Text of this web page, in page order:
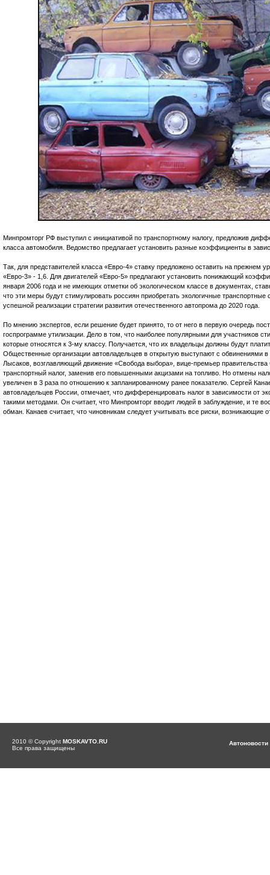
Минпромторг РФ выступил с инициативой по транспортному налогу, предложив
класса автомобиля. Ведомство предлагает установить разные коэффициенты в
Так, для представителей класса «Евро-4» ставку предложено оставить на прежнем
«Евро-3» - 1,6. Для двигателей «Евро-5» предлагают установить понижающий
января 2006 года и не имеющих отметки об экологическом классе в документах,
что эти меры будут стимулировать россиян приобретать экологичные транспортные
успешной реализации стратегии развития отечественного автопрома до 2020 года.
По мнению экспертов, если решение будет принято, то от него в первую очередь
госпрограмме утилизации. Дело в том, что наиболее популярными для участников
которые относятся к 3-му классу. Получается, что их владельцы должны будут
Общественные организации автовладельцев в открытую выступают с обвинениями в
Лысаков, возглавляющий движение «Свобода выбора», вице-премьер
транспортный налог, заменив его повышенными акцизами на топливо. Но отмены
увеличен в 3 раза по отношению к запланированному ранее показателю. Сергей
автовладельцев России, отмечает, что дифференцировать налог в зависимости от
такими методами. Он считает, что Минпромторг вводит людей в заблуждение, и те
обман. Канаев считает, что чиновникам следует учитывать все риски, возникающие
2010 © Copyright MOSKAVTO.RU
Все права защищены
Автоновости